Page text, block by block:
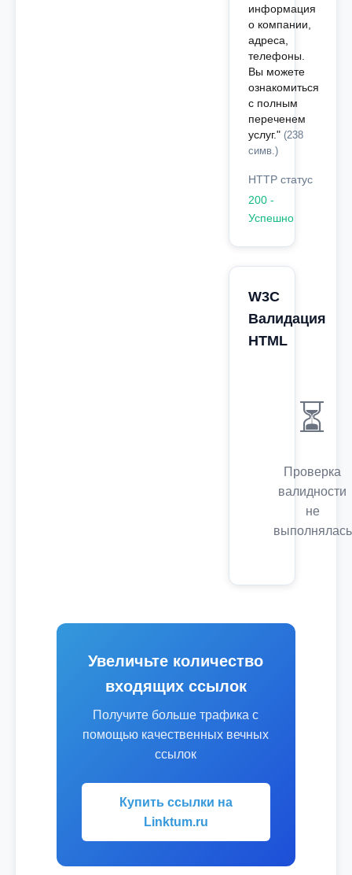
информация
о компании,
адреса,
телефоны.
Вы можете
ознакомиться
с полным
переченем
услуг." (238
симв.)
HTTP статус
200 -
Успешно
W3C
Валидация
HTML
⏳
Проверка
валидности
не
выполнялась
Увеличьте количество
входящих ссылок
Получите больше трафика с
помощью качественных вечных
ссылок
Купить ссылки на
Linktum.ru